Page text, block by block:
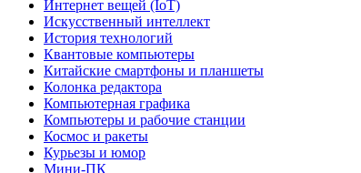
Интернет вещей (IoT)
Искусственный интеллект
История технологий
Квантовые компьютеры
Китайские смартфоны и планшеты
Колонка редактора
Компьютерная графика
Компьютеры и рабочие станции
Космос и ракеты
Курьезы и юмор
Мини-ПК